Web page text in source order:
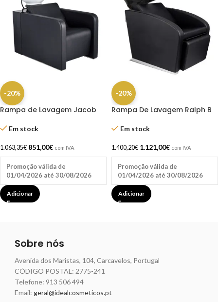
-20%
Rampa de Lavagem Jacob
Em stock
1.063,35€ 851,00€ com IVA
Promoção válida de
01/04/2026 até 30/08/2026
Adicionar
-20%
Rampa De Lavagem Ralph B
Em stock
1.400,20€ 1.121,00€ com IVA
Promoção válida de
01/04/2026 até 30/08/2026
Adicionar
Sobre nós
Avenida dos Maristas, 104, Carcavelos, Portugal
CÓDIGO POSTAL: 2775-241
Telefone: 913 506 494
Email: geral@idealcosmeticos.pt